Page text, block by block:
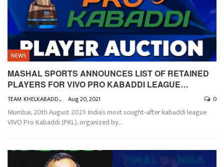
NEWS
MASHAL SPORTS ANNOUNCES LIST OF RETAINED
PLAYERS FOR VIVO PRO KABADDI LEAGUE…
TEAM KHELKABADDI Aug 20, 2021 0
Mumbai, 20th August 2021: India’s most sought-after kabaddi league
VIVO Pro Kabaddi (PKL), organized by…